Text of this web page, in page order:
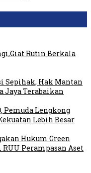
Rutin Berkala
Sepihak, Hak Mantan
Jaya Terabaikan
Pemuda Lengkong
Lebih Besar
Hukum Green
Perampasan Aset